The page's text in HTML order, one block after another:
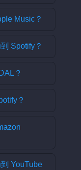
Music？
Spotify？
？
？
YouTube